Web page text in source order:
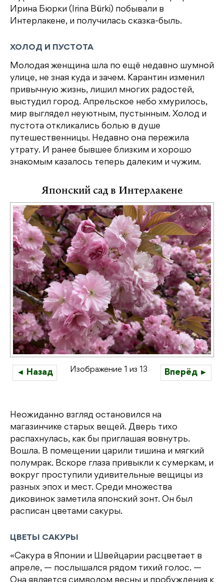
Ирина Бюрки (Irina Bürki) побывали в
Интерлакене, и получилась сказка-быль.
ХОЛОД И ПУСТОТА
Молодая женщина шла по ещё недавно шумной
улице, не зная куда и зачем. Карантин изменил
привычную жизнь, лишил многих радостей,
выстудил город. Апрельское небо хмурилось,
мир выглядел неуютным, пустынным. Холод и
пустота откликались болью в душе
путешественницы. Недавно она пережила
утрату. И ранее бывшее близким и хорошо
знакомым казалось теперь далеким и чужим.
Японский сад в Интерлакене
◄ Назад Вперёд ►
Изображение 1 из 13
Неожиданно взгляд остановился на
магазинчике старых вещей. Дверь тихо
распахнулась, как бы приглашая вовнутрь.
Вошла. В помещении царили тишина и мягкий
полумрак. Вскоре глаза привыкли к сумеркам, и
вокруг проступили удивительные вещицы из
разных эпох и мест. Среди множества
диковинок заметила японский зонт. Он был
расписан цветами сакуры.
ЦВЕТЫ САКУРЫ
«Сакура в Японии и Швейцарии расцветает в
апреле, — послышался рядом тихий голос. —